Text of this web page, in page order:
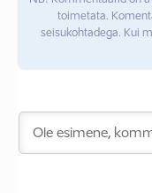
toimetata.
seisukohtadega. Kui